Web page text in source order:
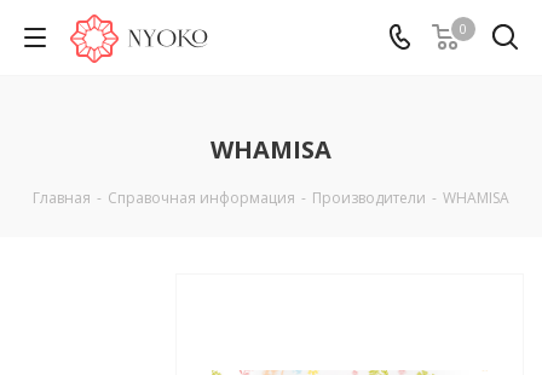
0
WHAMISA
Главная - Справочная информация - Производители - WHAMISA